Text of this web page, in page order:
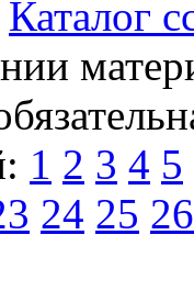
Каталог
1 2 3 4 5
24 25 26